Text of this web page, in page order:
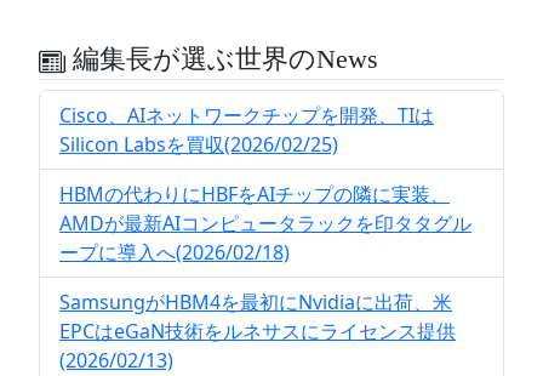
編集長が選ぶ世界のNews
Cisco、AIネットワークチップを開発、TIは
Silicon Labsを買収(2026/02/25)
HBMの代わりにHBFをAIチップの隣に実装、
AMDが最新AIコンピュータラックを印タタグル
ープに導入へ(2026/02/18)
SamsungがHBM4を最初にNvidiaに出荷、米
EPCはeGaN技術をルネサスにライセンス提供
(2026/02/13)